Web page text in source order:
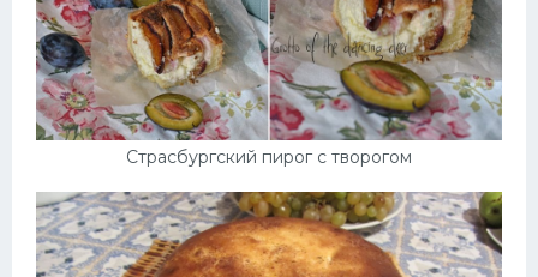
Страсбургский пирог с творогом